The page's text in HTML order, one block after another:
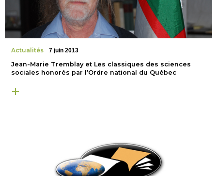
Actualités 7 juin 2013
Jean-Marie Tremblay et Les classiques des sciences
sociales honorés par l’Ordre national du Québec